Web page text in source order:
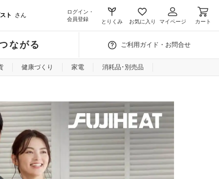
ト さん
ログイン・
会員登録
とりくみ お気に入り マイページ カート
ながる ご利用ガイド・お問合せ
健康づくり 家電 消耗品･別売品